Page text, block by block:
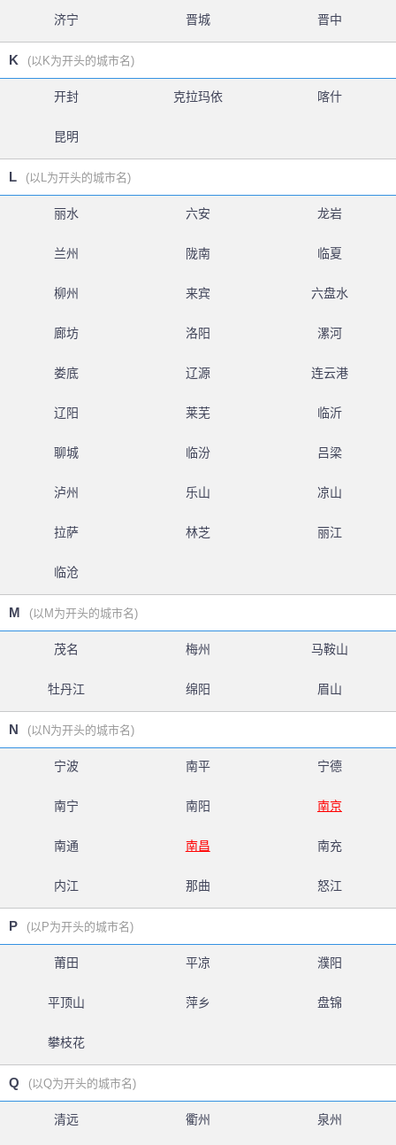
济宁 晋城 晋中
K (以K为开头的城市名)
开封 克拉玛依 喀什
昆明
L (以L为开头的城市名)
丽水 六安 龙岩
兰州 陇南 临夏
柳州 来宾 六盘水
廊坊 洛阳 漯河
娄底 辽源 连云港
辽阳 莱芜 临沂
聊城 临汾 吕梁
泸州 乐山 凉山
拉萨 林芝 丽江
临沧
M (以M为开头的城市名)
茂名 梅州 马鞍山
牡丹江 绵阳 眉山
N (以N为开头的城市名)
宁波 南平 宁德
南宁 南阳 南京
南通 南昌 南充
内江 那曲 怒江
P (以P为开头的城市名)
莆田 平凉 濮阳
平顶山 萍乡 盘锦
攀枝花
Q (以Q为开头的城市名)
清远 衢州 泉州